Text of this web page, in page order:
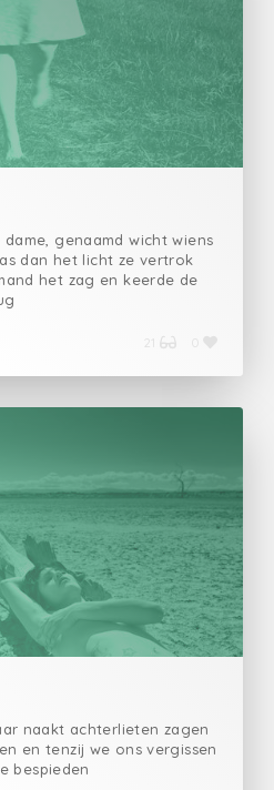
genaamd wicht wiens
dan het licht ze vertrok
het zag en keerde de
21
naakt achterlieten zagen
en tenzij we ons vergissen
bespieden